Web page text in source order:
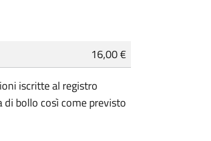
16,00 €
iscritte al registro
bollo così come previsto